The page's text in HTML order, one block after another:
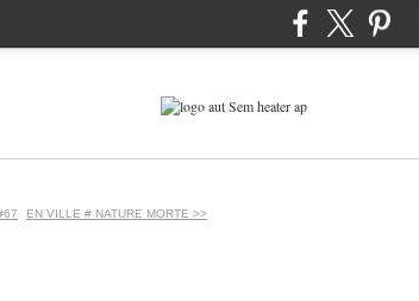
EN VILLE # NATURE MORTE >>